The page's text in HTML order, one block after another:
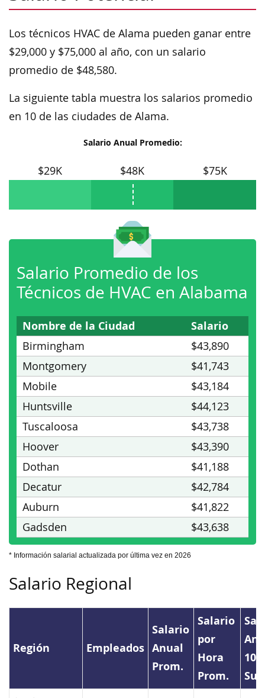
Los técnicos HVAC de Alama pueden ganar entre
$29,000 y $75,000 al año, con un salario
promedio de $48,580.
La siguiente tabla muestra los salarios promedio
en 10 de las ciudades de Alama.
Salario Anual Promedio:
$29K $48K $75K
Salario Promedio de los
Técnicos de HVAC en Alabama
Nombre de la Ciudad Salario
Birmingham
$43,890
Montgomery
$41,743
Mobile
$43,184
Huntsville
$44,123
Tuscaloosa
$43,738
Hoover
$43,390
Dothan
$41,188
Decatur
$42,784
Auburn
$41,822
Gadsden
$43,638
* Información salarial actualizada por última vez en 2026
Salario Regional
Región Empleados
Salario
Anual
Prom.
Salario
por
Hora
Prom.
10%